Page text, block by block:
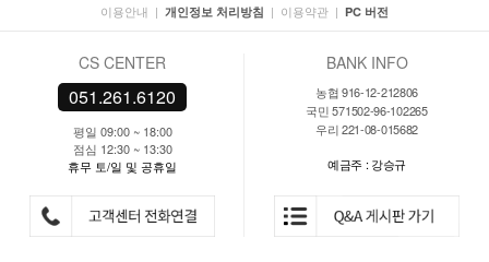
이용안내 | 개인정보 처리방침 | 이용약관 | PC 버전
CS CENTER
051.261.6120
평일 09:00 ~ 18:00
점심 12:30 ~ 13:30
휴무 토/일 및 공휴일
BANK INFO
농협 916-12-212806
국민 571502-96-102265
우리 221-08-015682
예금주 : 강승규